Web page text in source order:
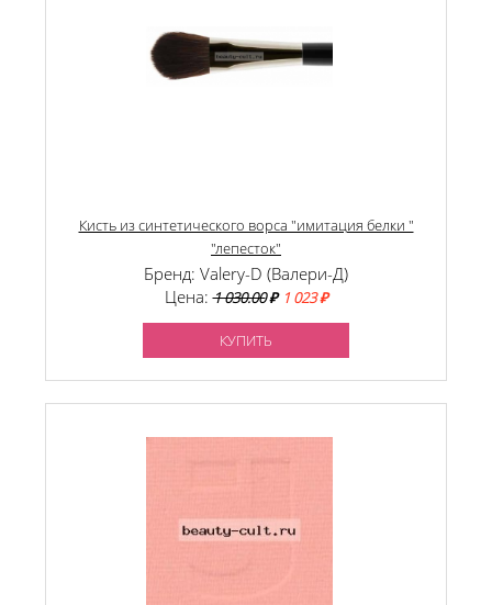
Кисть из синтетического ворса "имитация белки "
"лепесток"
Бренд: Valery-D (Валери-Д)
Цена:1 030.00₽ 1 023 ₽
КУПИТЬ